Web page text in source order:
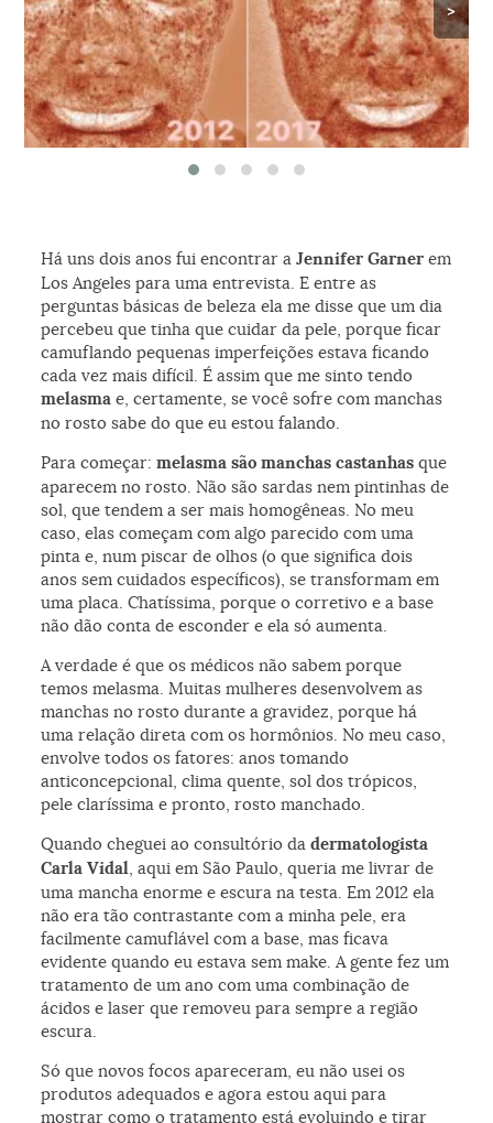
Para comparar: as manchas no centro da testa que tratei em 2012 e como a
>
Há uns dois anos fui encontrar aJennifer Garner em
Los Angeles para uma entrevista. E entre as
perguntas básicas de beleza ela me disse que um dia
percebeu que tinha que cuidar da pele, porque ficar
camuflando pequenas imperfeições estava ficando
cada vez mais difícil. É assim que me sinto tendo
melasma e, certamente, se você sofre com manchas
no rosto sabe do que eu estou falando.
Para começar:melasma são manchas castanhas que
aparecem no rosto. Não são sardas nem pintinhas de
sol, que tendem a ser mais homogêneas. No meu
caso, elas começam com algo parecido com uma
pinta e, num piscar de olhos (o que significa dois
anos sem cuidados específicos), se transformam em
uma placa. Chatíssima, porque o corretivo e a base
não dão conta de esconder e ela só aumenta.
A verdade é que os médicos não sabem porque
temos melasma. Muitas mulheres desenvolvem as
manchas no rosto durante a gravidez, porque há
uma relação direta com os hormônios. No meu caso,
envolve todos os fatores: anos tomando
anticoncepcional, clima quente, sol dos trópicos,
pele claríssima e pronto, rosto manchado.
Quando cheguei ao consultório dadermatologista
Carla Vidal, aqui em São Paulo, queria me livrar de
uma mancha enorme e escura na testa. Em 2012 ela
não era tão contrastante com a minha pele, era
facilmente camuflável com a base, mas ficava
evidente quando eu estava sem make. A gente fez um
tratamento de um ano com uma combinação de
ácidos e laser que removeu para sempre a região
escura.
Só que novos focos apareceram, eu não usei os
produtos adequados e agora estou aqui para
mostrar como o tratamento está evoluindo e tirar